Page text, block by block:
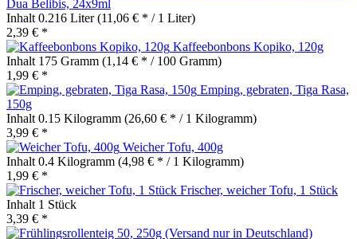
Dua Belibis, 24x9ml
Inhalt 0.216 Liter(11,06 € * / 1 Liter)
2,39 € *
Kaffeebonbons Kopiko, 120g
Inhalt 175 Gramm (1,14 € * / 100 Gramm)
1,99 € *
Emping, gebraten, Tiga Rasa,
150g
Inhalt 0.15 Kilogramm (26,60 € * / 1 Kilogramm)
3,99 € *
Weicher Tofu, 400g
Inhalt 0.4 Kilogramm (4,98 € * / 1 Kilogramm)
1,99 € *
Frischer, weicher Tofu, 1 Stück
Inhalt 1 Stück
3,39 € *